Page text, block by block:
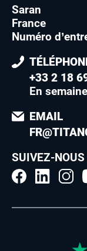
Saran
France
Numéro
+33 2 18
En
EMAIL
SUIVEZ-NOUS